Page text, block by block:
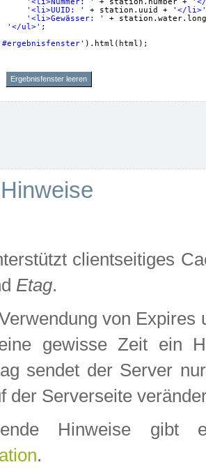
'<li>UUID: '
+ station.uuid +
'</li>'
'<li>Gewässer: '
+
'</ul>' ;
).html(html);
Ergebnisfenster leeren
clientseitiges
Etag.
von
gewisse Zeit ein
sendet der Server
der Serverseite
Hinweise
.